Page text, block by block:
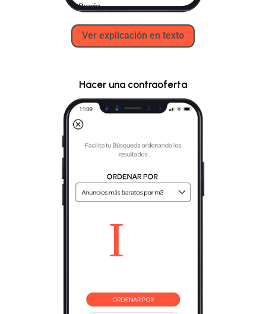
Ver explicación en texto
Hacer una contraoferta